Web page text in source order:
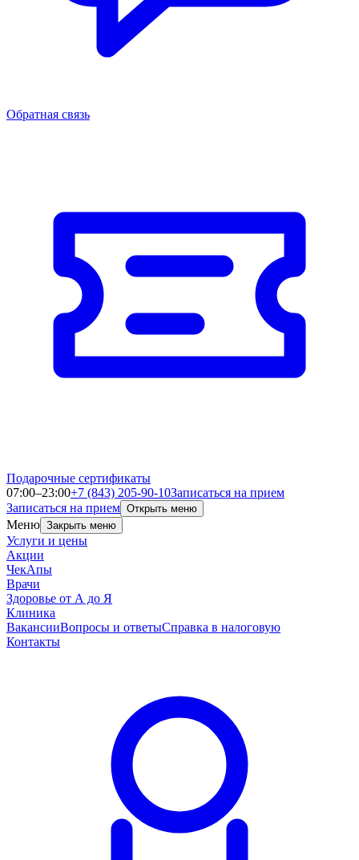
Обратная связь
Подарочные сертификаты
07:00–23:00+7 (843) 205-90-10Записаться на прием
Записаться на прием Открыть меню
Меню Закрыть меню
Услуги и цены
Акции
ЧекАпы
Врачи
Здоровье от А до Я
Клиника
ВакансииВопросы и ответыСправка в налоговую
Контакты